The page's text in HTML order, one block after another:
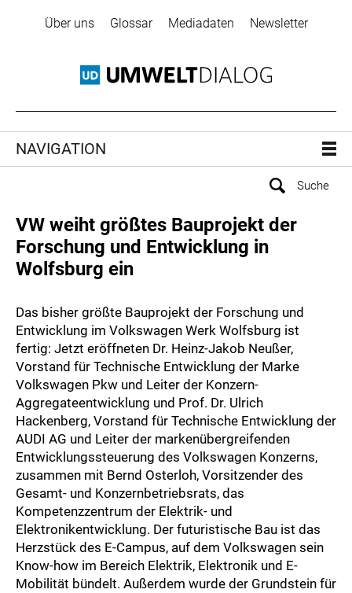
Über uns Glossar Mediadaten Newsletter
NAVIGATION
VW weiht größtes Bauprojekt der
Forschung und Entwicklung in
Wolfsburg ein
Das bisher größte Bauprojekt der Forschung und
Entwicklung im Volkswagen Werk Wolfsburg ist
fertig: Jetzt eröffneten Dr. Heinz-Jakob Neußer,
Vorstand für Technische Entwicklung der Marke
Volkswagen Pkw und Leiter der Konzern-
Aggregateentwicklung und Prof. Dr. Ulrich
Hackenberg, Vorstand für Technische Entwicklung der
AUDI AG und Leiter der markenübergreifenden
Entwicklungssteuerung des Volkswagen Konzerns,
zusammen mit Bernd Osterloh, Vorsitzender des
Gesamt- und Konzernbetriebsrats, das
Kompetenzzentrum der Elektrik- und
Elektronikentwicklung. Der futuristische Bau ist das
Herzstück des E-Campus, auf dem Volkswagen sein
Know-how im Bereich Elektrik, Elektronik und E-
Mobilität bündelt. Außerdem wurde der Grundstein für